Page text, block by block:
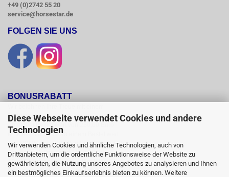
Diese Webseite verwendet Cookies und andere
Technologien
Wir verwenden Cookies und ähnliche Technologien, auch von
Drittanbietern, um die ordentliche Funktionsweise der Website zu
gewährleisten, die Nutzung unseres Angebotes zu analysieren und Ihnen
ein bestmögliches Einkaufserlebnis bieten zu können. Weitere
+49 (0)2742 55 20
service@horsestar.de
FOLGEN SIE UNS
BONUSRABATT
Bonusrabatt.
Ab einem Bestellwert von 250,00 Euro
erhalten Sie 10 %, ab einem Bestellwert
von 500,00 Euro erhalten Sie 12% und ab
einem  Bestellwert von 1500,00 Euro
15 % Bonusrabatt auf reguläre Ware.
Reduzierte Artikel und Sättel sind vom